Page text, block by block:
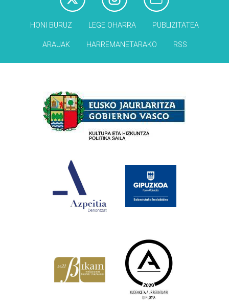
HONI BURUZ LEGE OHARRA PUBLIZITATEA
ARAUAK HARREMANETARAKO RSS